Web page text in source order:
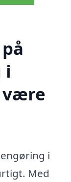
i
være
i
Med